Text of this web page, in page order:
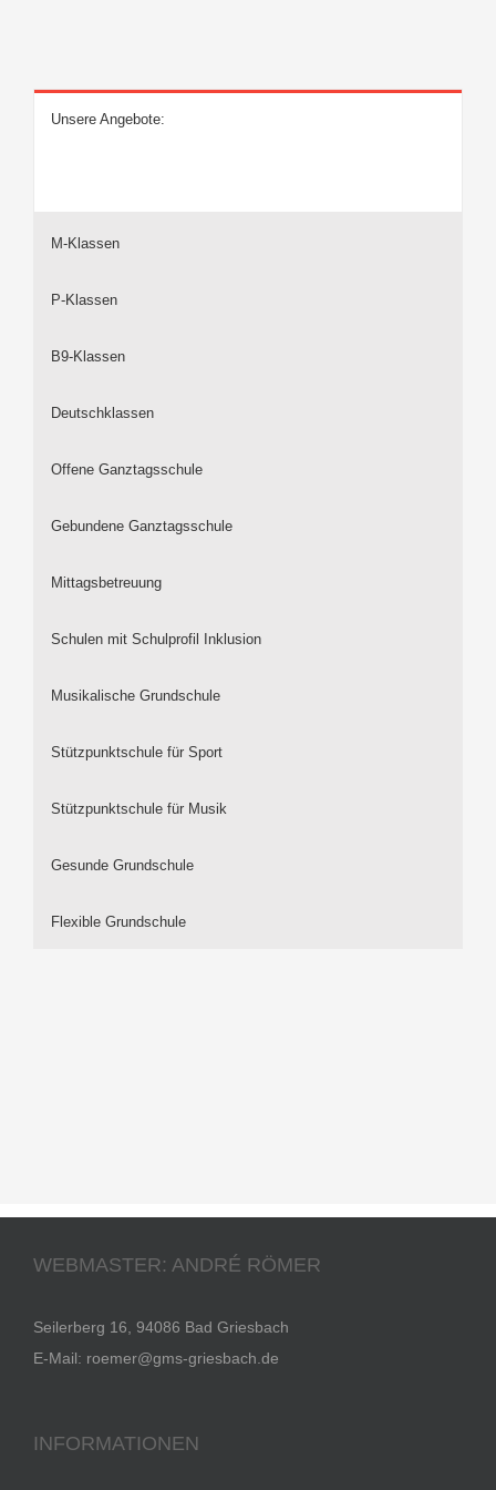
Unsere Angebote:
M-Klassen
P-Klassen
B9-Klassen
Deutschklassen
Offene Ganztagsschule
Gebundene Ganztagsschule
Mittagsbetreuung
Schulen mit Schulprofil Inklusion
Musikalische Grundschule
Stützpunktschule für Sport
Stützpunktschule für Musik
Gesunde Grundschule
Flexible Grundschule
WEBMASTER: ANDRÉ RÖMER
Seilerberg 16, 94086 Bad Griesbach
E-Mail: roemer@gms-griesbach.de
INFORMATIONEN